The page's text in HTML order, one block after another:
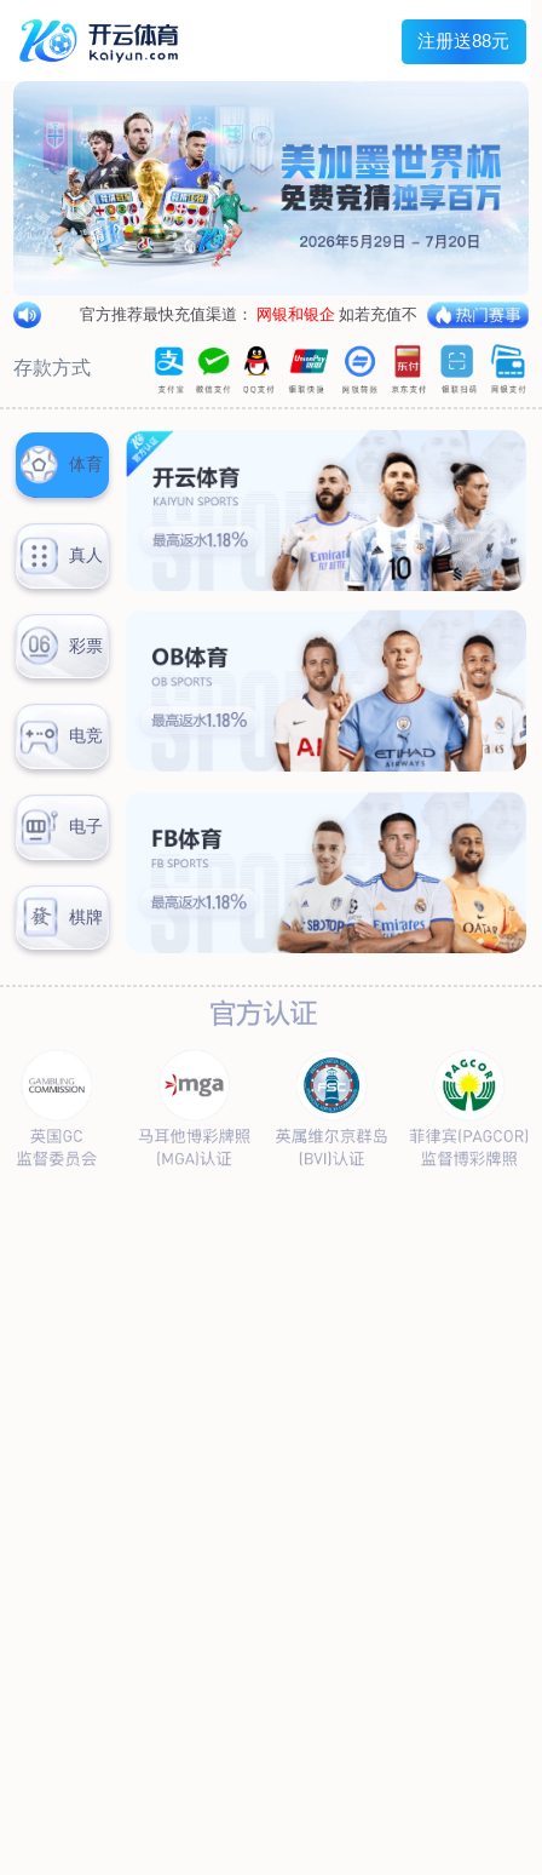
首页
关于我们
荣誉资质
合作伙伴
产品中心
烤箱纸
蜡纸
防油纸
糖果包装纸
汉堡包装纸
包肉纸
吸油纸
新闻展示
公司新闻
行业资讯
联系我们
联系方式
客户留言
扫码咨询